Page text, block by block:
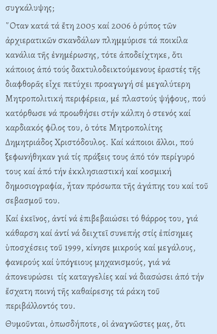
συγκάλυψης;
῞Οταν κατά τά ἔτη 2005 καί 2006 ὁ ρύπος τῶν
ἀρχιερατικῶν σκανδάλων πλημμύρισε τά ποικίλα
κανάλια τῆς ἐνημέρωσης, τότε ἀποδείχτηκε, ὅτι
κάποιος ἀπό τούς δακτυλοδεικτούμενους ἐραστές τῆς
διαφθορᾶς εἶχε πετύχει προαγωγή σέ μεγαλύτερη
Μητροπολιτική περιφέρεια, μέ πλαστούς ψήφους, πού
κατόρθωσε νά προωθήσει στήν κάλπη ὁ στενός καί
καρδιακός φίλος του, ὁ τότε Μητροπολίτης
Δημητριάδος Χριστόδουλος. Καί κάποιοι ἄλλοι, πού
ξεφωνήθηκαν γιά τίς πράξεις τους ἀπό τόν περίγυρό
τους καί ἀπό τήν ἐκκλησιαστική καί κοσμική
δημοσιογραφία, ἦταν πρόσωπα τῆς ἀγάπης του καί τοῦ
σεβασμοῦ του.
Καί ἐκεῖνος, ἀντί νά ἐπιβεβαιώσει τό θάρρος του, γιά
κάθαρση καί ἀντί νά δειχτεῖ συνεπής στίς ἐπίσημες
ὑποσχέσεις τοῦ 1999, κίνησε μικρούς καί μεγάλους,
φανερούς καί ὑπόγειους μηχανισμούς, γιά νά
ἀπονευρώσει τίς καταγγελίες καί νά διασώσει ἀπό τήν
ἔσχατη ποινή τῆς καθαίρεσης τά ράκη τοῦ
περιβάλλοντός του.
Θυμοῦνται, ὁπωσδήποτε, οἱ ἀναγνῶστες μας, ὅτι